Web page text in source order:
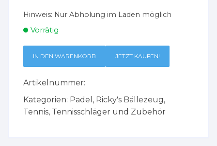
Hinweis: Nur Abholung im Laden möglich
Vorrätig
IN DEN WARENKORB JETZT KAUFEN!
Artikelnummer:
Kategorien: Padel , Ricky's Bällezeug,
Tennis, Tennisschläger und Zubehör